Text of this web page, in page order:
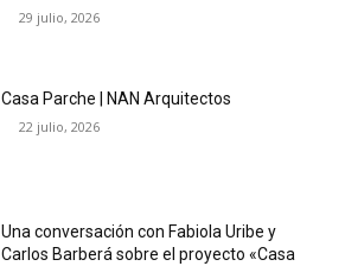
29 julio, 2026
Casa Parche | NAN Arquitectos
22 julio, 2026
Una conversación con Fabiola Uribe y
Carlos Barberá sobre el proyecto «Casa